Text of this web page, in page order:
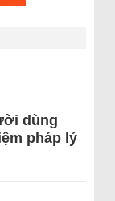
dùng
pháp lý